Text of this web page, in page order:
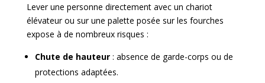
Lever une personne directement avec un chariot
élévateur ou sur une palette posée sur les fourches
expose à de nombreux risques :
Chute de hauteur : absence de garde-corps ou de
protections adaptées.